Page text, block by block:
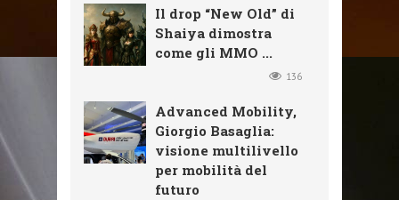
Il drop “New Old” di
Shaiya dimostra
come gli MMO ...
136
Advanced Mobility,
Giorgio Basaglia:
visione multilivello
per mobilità del
futuro